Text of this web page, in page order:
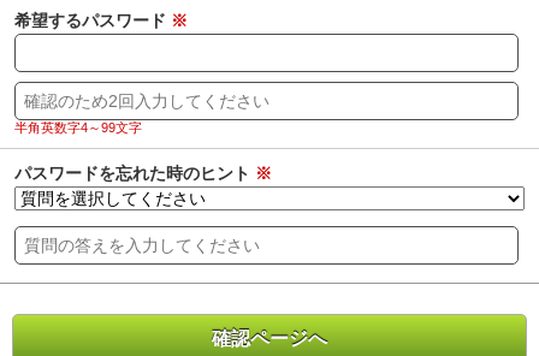
希望するパスワード ※
半角英数字4～99文字
パスワードを忘れた時のヒント ※